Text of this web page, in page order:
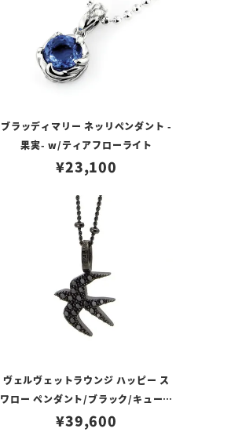
ブラッディマリー ネッリペンダント -
果実- w/ティアフローライト
¥23,100
ヴェルヴェットラウンジ ハッピー ス
ワロー ペンダント/ブラック/キュービ
ックジルコニア
¥39,600